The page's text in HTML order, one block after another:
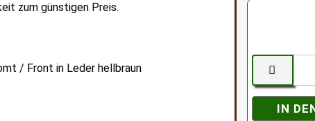
zum günstigen Preis.
/ Front in Leder hellbraun